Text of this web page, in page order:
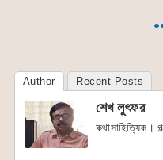
Author Recent Posts
শেখ লুৎফর
কথাসাহিত্যিক।